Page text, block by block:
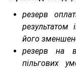
резерв
результатом
його
резерв на
пільгових